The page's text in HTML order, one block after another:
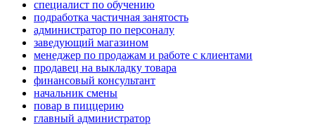
специалист по обучению
подработка частичная занятость
администратор по персоналу
заведующий магазином
менеджер по продажам и работе с клиентами
продавец на выкладку товара
финансовый консультант
начальник смены
повар в пиццерию
главный администратор